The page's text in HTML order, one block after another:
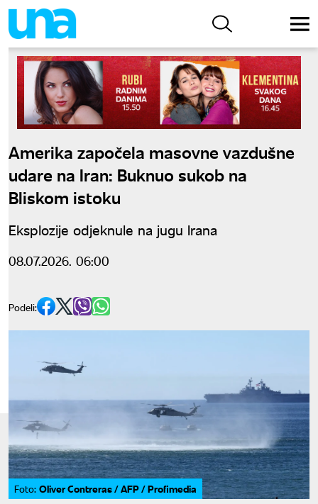
Amerika započela masovne vazdušne
udare na Iran: Buknuo sukob na
Bliskom istoku
Eksplozije odjeknule na jugu Irana
08.07.2026. 06:00
Podeli:
Foto: Oliver Contreras / AFP / Profimedia